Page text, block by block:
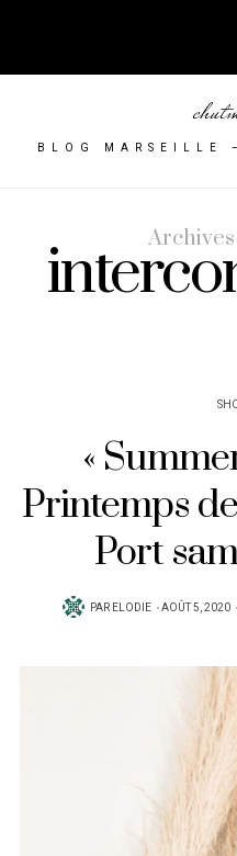
BLOG MARSEILLE
«
Printemps
Port
PAR ELODIE
PUBLIÉ
AOÛT 5, 2020